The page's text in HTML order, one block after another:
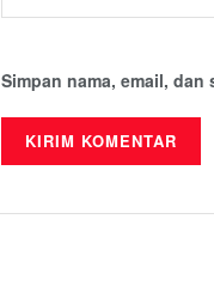
Simpan nama, email,